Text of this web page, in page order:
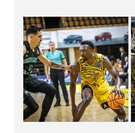
5 posts
2 posts
10 posts